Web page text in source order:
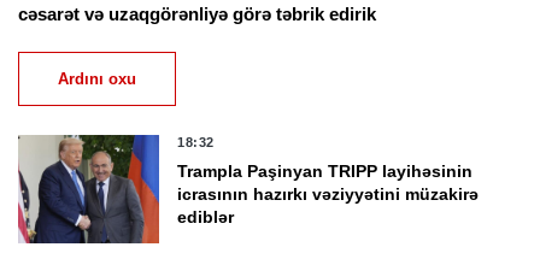
cəsarət və uzaqgörənliyə görə təbrik edirik
Ardını oxu
18:32
Trampla Paşinyan TRIPP layihəsinin
icrasının hazırkı vəziyyətini müzakirə
ediblər